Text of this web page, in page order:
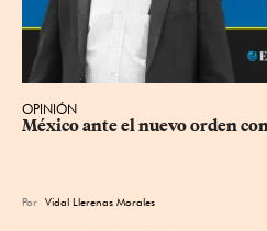
OPINIÓN
México ante el nuevo orden
Por Vidal Llerenas Morales